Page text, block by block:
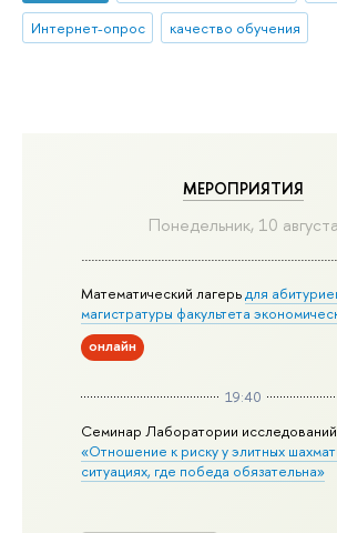
МЕРОПРИЯТИЯ
Понедельник, 10 августа
Математический лагерьдля
магистратуры факультета
онлайн
19:40
Семинар Лаборатории
«Отношение к риску у элитных
ситуациях, где победа обязательна»
Интернет-опрос
качество обучения